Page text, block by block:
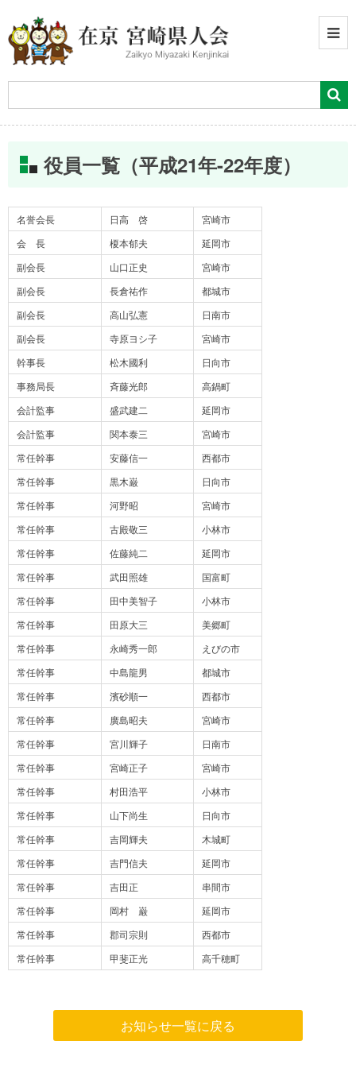
役員一覧（平成21年-22年度）
名誉会長 日高 啓
宮崎市
会 長
榎本郁夫
延岡市
副会長
山口正史
宮崎市
副会長
長倉祐作
都城市
副会長
高山弘憲
日南市
副会長
寺原ヨシ子
宮崎市
幹事長
松木國利
日向市
事務局長
斉藤光郎
高鍋町
会計監事
盛武建二
延岡市
会計監事
関本泰三
宮崎市
常任幹事
安藤信一
西都市
常任幹事
黒木巌
日向市
常任幹事
河野昭
宮崎市
常任幹事
古殿敬三
小林市
常任幹事
佐藤純二
延岡市
常任幹事
武田照雄
国富町
常任幹事
田中美智子
小林市
常任幹事
田原大三
美郷町
常任幹事
永崎秀一郎
えびの市
常任幹事
中島龍男
都城市
常任幹事
濱砂順一
西都市
常任幹事
廣島昭夫
宮崎市
常任幹事
宮川輝子
日南市
常任幹事
宮崎正子
宮崎市
常任幹事
村田浩平
小林市
常任幹事
山下尚生
日向市
常任幹事
吉岡輝夫
木城町
常任幹事
吉門信夫
延岡市
常任幹事
吉田正
串間市
常任幹事
岡村 巌
延岡市
常任幹事
郡司宗則
西都市
常任幹事
甲斐正光 高千穂町
お知らせ一覧に戻る